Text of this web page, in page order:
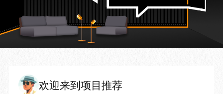
欢迎来到项目推荐